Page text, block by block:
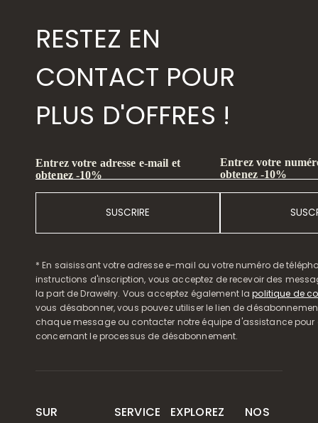
RESTEZ EN
CONTACT POUR
PLUS D'OFFRES !
Entrez votre adresse e-mail et
obtenez -10%
SUSCRIRE
Entrez votre
obtenez -10%
* En saisissant votre adresse e-mail ou votre numéro de
instructions d'inscription, vous acceptez de recevoir des
la part de Drawelry. Vous acceptez également lapolitique de
vous désabonner, vous pouvez utiliser le lien de
chaque message ou contacter notre équipe d'assistance pour
concernant le processus de désabonnement.
SUR
SERVICE
EXPLOREZ
NOS